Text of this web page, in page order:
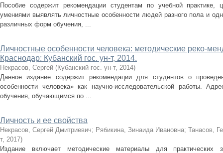
Пособие содержит рекомендации студентам по учебной практике,
умениями выявлять личностные особенности людей разного пола и
различных форм обучения, ...
Личностные особенности человека: методические реко-
Краснодар: Кубанский гос. ун-т, 2014.
Некрасов, Сергей (Кубанский гос. ун-т, 2014)
Данное издание содержит рекомендации для студентов о
особенности человека» как научно-исследовательской работы.
обучения, обучающимся по ...
Личность и ее свойства
Некрасов, Сергей Дмитриевич; Рябикина, Зинаида Ивановна; Танасов,
т, 2017)
Издание включает методические материалы для практических